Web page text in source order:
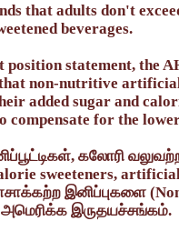
that adults don't
beverages.
position statement, the
non-nutritive
added sugar and
compensate for the
, கலோரி
sweeteners,
இனிப்புகளை (N
அமெரிக்க இருதயச்சங்கம்.